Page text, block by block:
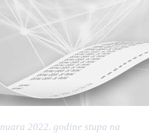
2022. godine stupa na